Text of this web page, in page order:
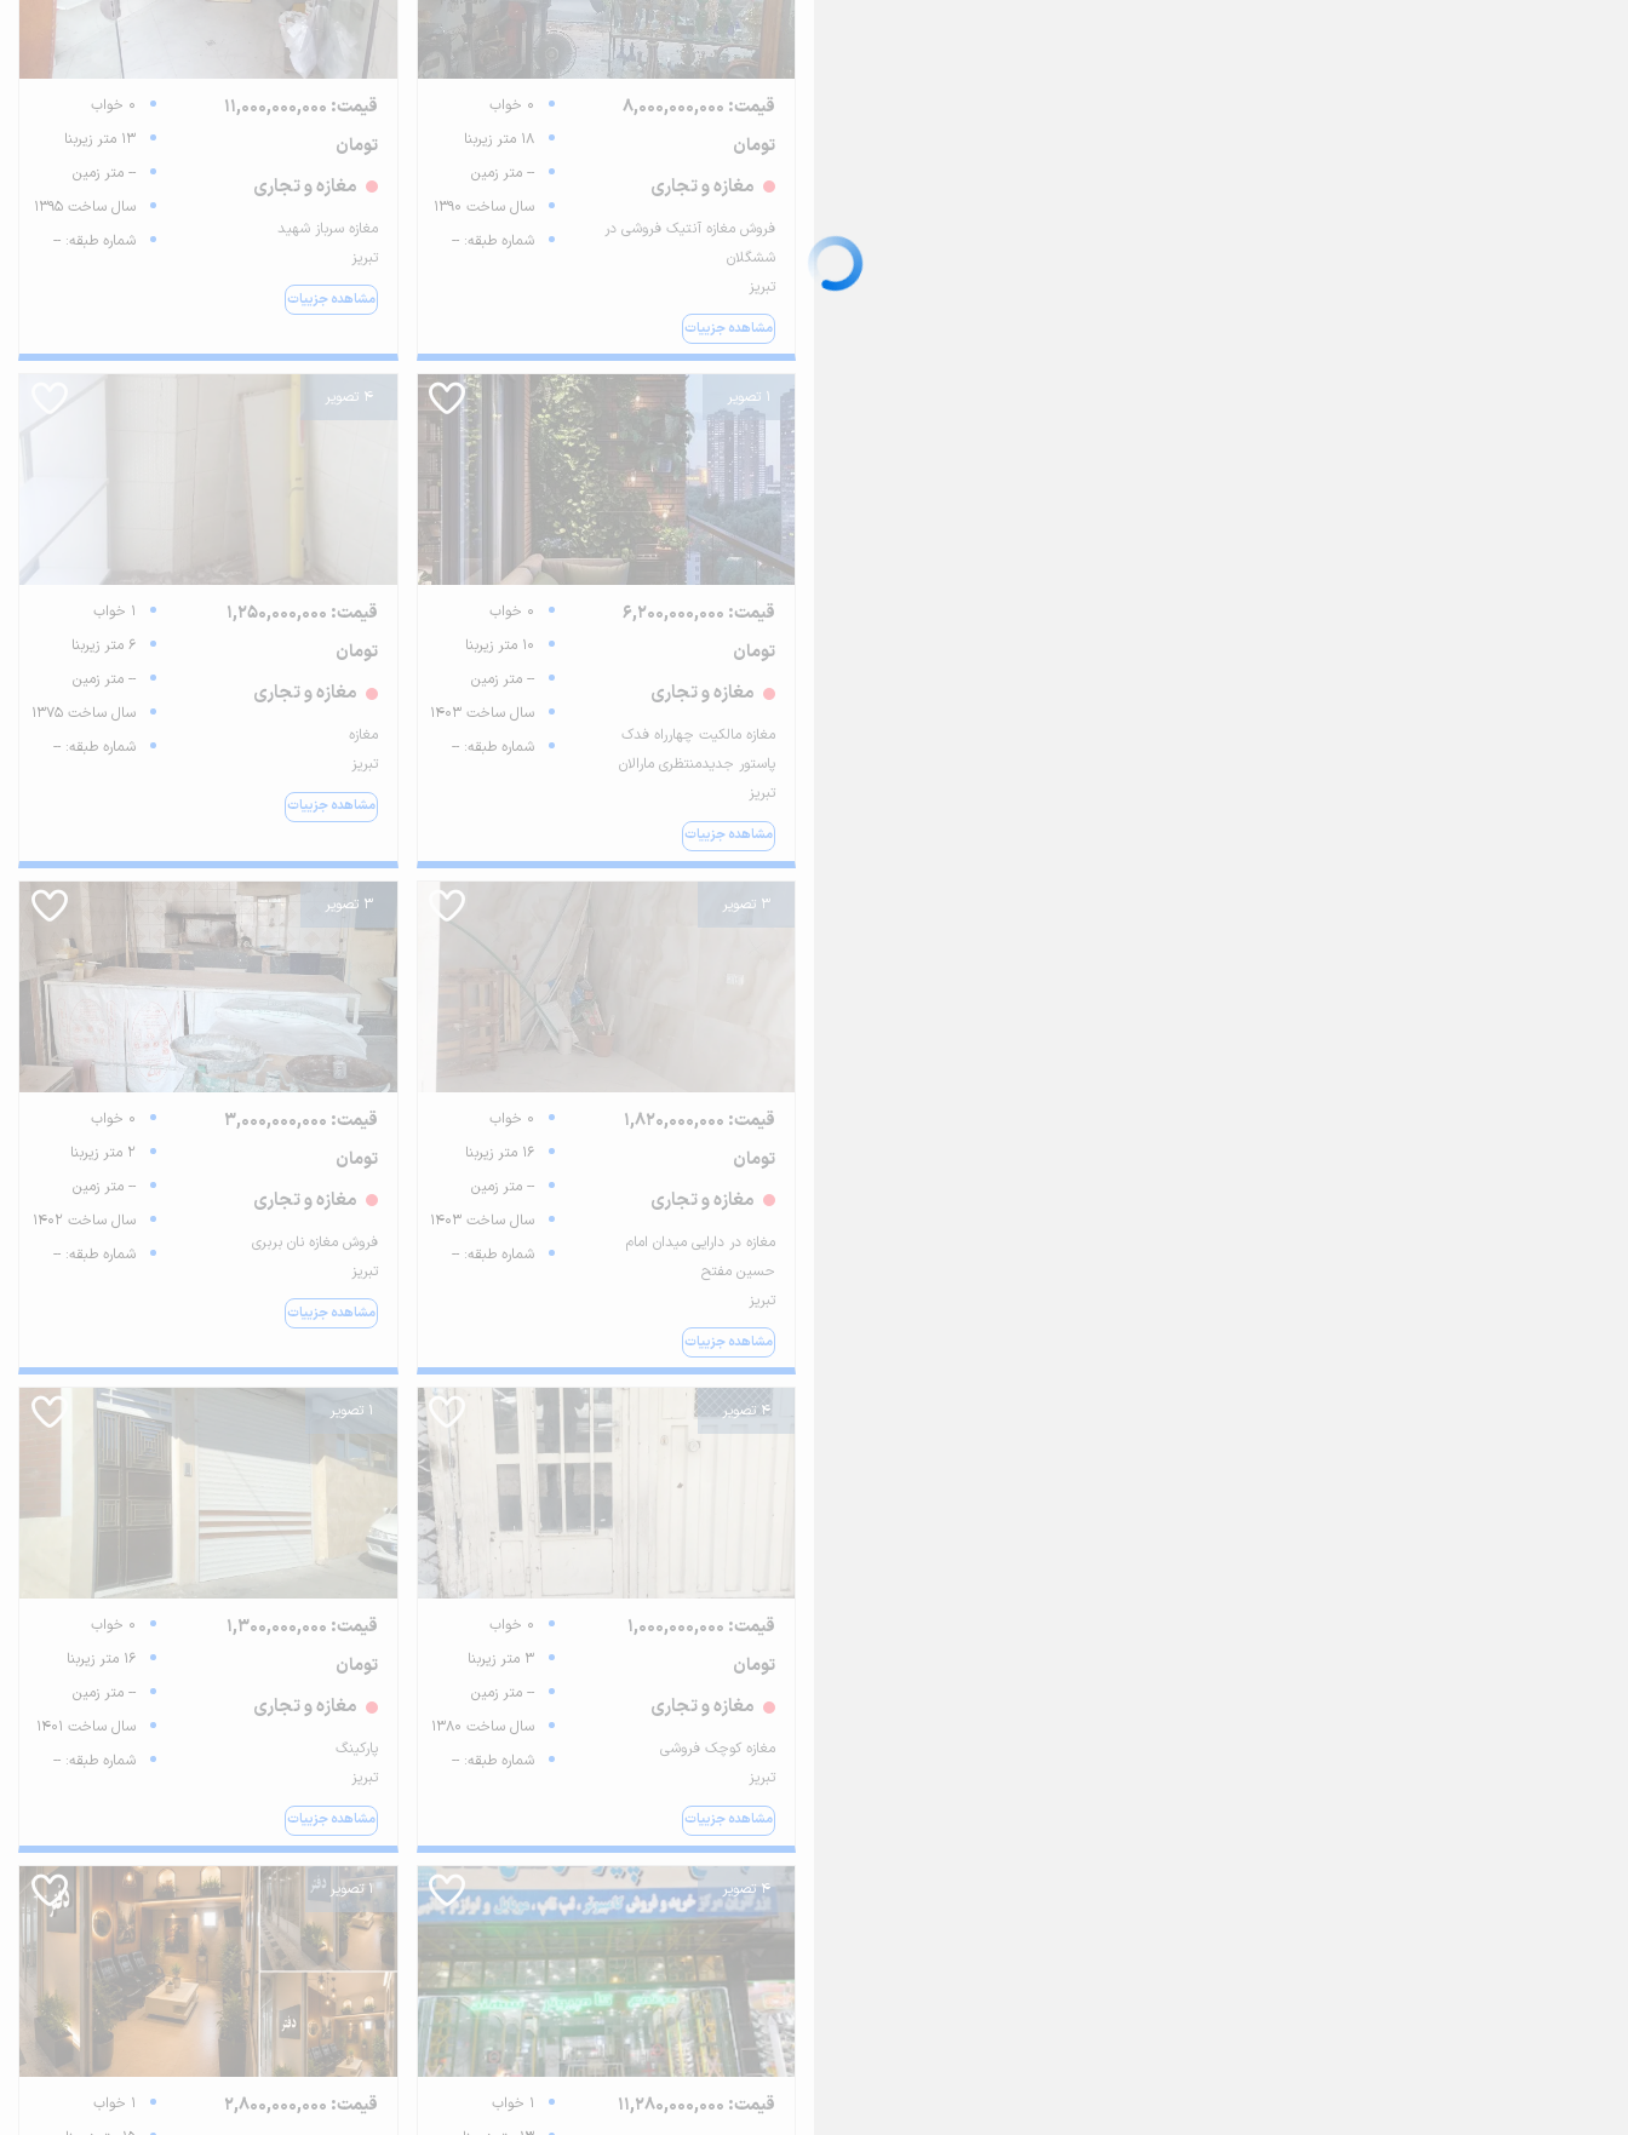
قیمت: 8,000,000,000
تومان
مغازه و تجاری
فروش مغازه آنتیک فروشی در
ششگلان
تبریز
مشاهده جزییات
0 خواب
18 متر زیربنا
-- متر زمین
سال ساخت 1390
شماره طبقه: --
قیمت: 11,000,000,000
تومان
مغازه و تجاری
مغازه سرباز شهید
تبریز
مشاهده جزییات
0 خواب
13 متر زیربنا
-- متر زمین
سال ساخت 1395
شماره طبقه: --
1 تصویر
قیمت: 6,200,000,000
تومان
مغازه و تجاری
مغازه مالکیت چهارراه فدک
پاستور جدیدمنتظری مارالان
تبریز
مشاهده جزییات
0 خواب
10 متر زیربنا
-- متر زمین
سال ساخت 1403
شماره طبقه: --
4 تصویر
قیمت: 1,250,000,000
تومان
مغازه و تجاری
مغازه
تبریز
مشاهده جزییات
1 خواب
6 متر زیربنا
-- متر زمین
سال ساخت 1375
شماره طبقه: --
3 تصویر
قیمت: 1,820,000,000
تومان
مغازه و تجاری
مغازه در دارایی میدان امام
حسین مفتح
تبریز
مشاهده جزییات
0 خواب
16 متر زیربنا
-- متر زمین
سال ساخت 1403
شماره طبقه: --
3 تصویر
قیمت: 3,000,000,000
تومان
مغازه و تجاری
فروش مغازه نان بربری
تبریز
مشاهده جزییات
0 خواب
2 متر زیربنا
-- متر زمین
سال ساخت 1402
شماره طبقه: --
4 تصویر
قیمت: 1,000,000,000
تومان
مغازه و تجاری
مغازه کوچک فروشی
تبریز
مشاهده جزییات
0 خواب
3 متر زیربنا
-- متر زمین
سال ساخت 1380
شماره طبقه: --
1 تصویر
قیمت: 1,300,000,000
تومان
مغازه و تجاری
پارکینگ
تبریز
مشاهده جزییات
0 خواب
16 متر زیربنا
-- متر زمین
سال ساخت 1401
شماره طبقه: --
4 تصویر
قیمت: 11,280,000,000
1 خواب
1 تصویر
قیمت: 2,800,000,000
1 خواب